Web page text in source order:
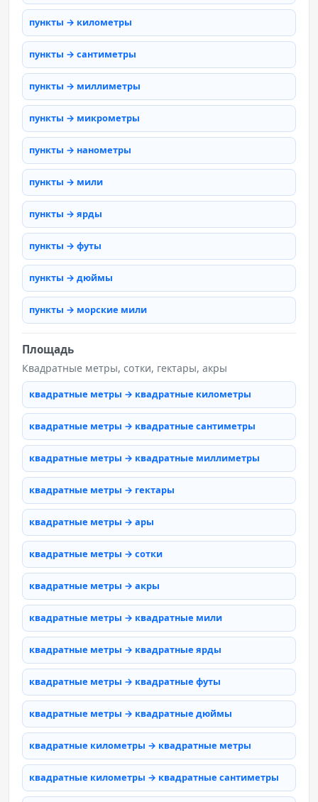
пункты → километры
пункты → сантиметры
пункты → миллиметры
пункты → микрометры
пункты → нанометры
пункты → мили
пункты → ярды
пункты → футы
пункты → дюймы
пункты → морские мили
Площадь
Квадратные метры, сотки, гектары, акры
квадратные метры → квадратные километры
квадратные метры → квадратные сантиметры
квадратные метры → квадратные миллиметры
квадратные метры → гектары
квадратные метры → ары
квадратные метры → сотки
квадратные метры → акры
квадратные метры → квадратные мили
квадратные метры → квадратные ярды
квадратные метры → квадратные футы
квадратные метры → квадратные дюймы
квадратные километры → квадратные метры
квадратные километры → квадратные сантиметры